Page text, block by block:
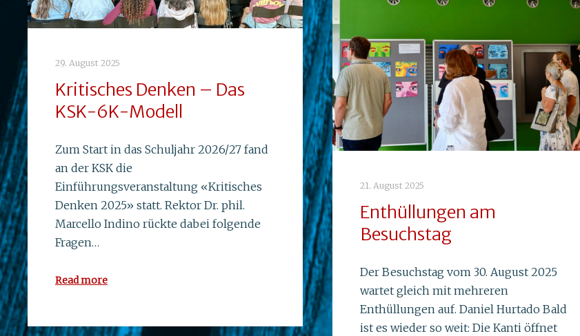
29. August 2025
Kritisches Denken – Das
KSK-6K-Modell
Zum Start in das Schuljahr 2026/27 fand
an der KSK die
Einführungsveranstaltung «Kritisches
Denken 2025» statt. Rektor Dr. phil.
Marcello Indino rückte dabei folgende
Fragen…
Read more
21. August 2025
Enthüllungen am
Besuchstag
Der Besuchstag vom 30. August 2025
wartet gleich mit mehreren
Enthüllungen auf. Daniel Hurtado Bald
ist es wieder so weit: Die Kanti öffnet